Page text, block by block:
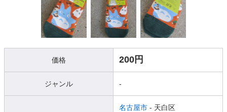
価格 200円
ジャンル -
名古屋市 - 天白区